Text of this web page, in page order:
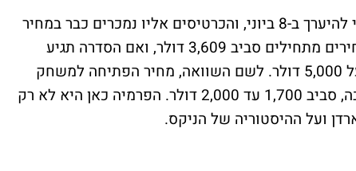
המשחק הביתי הראשון של הניקס בסדרה צפוי להיערך ב-8 ביוני, והכרטיסים אליו נמכרים כבר במחיר
התחלתי של 3,876 דולר. למשחק הרביעי המחירים מתחילים סביב 3,609 דולר, ואם הסדרה תגיע
למשחק שישי, המחיר ההתחלתי כבר עולה מעל 5,000 דולר. לשם השוואה, מחיר הפתיחה למשחק
הראשון באוקלהומה או בסן אנטוניו נמוך בהרבה, סביב 1,700 עד 2,000 דולר. הפרמיה כאן היא לא רק
ועל ההיסטוריה של הניקס.